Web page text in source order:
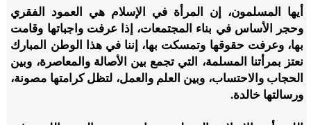
أيها المسلمون، إن المرأة في الإسلام هي العمود الفقري
وحجر الأساس في بناء المجتمعات، إذا عرفت واجباتها وقامت
بها، وعرفت حقوقها وتمسكت بها، إننا في هذا الوطن المبارك
نعتز بمرأتنا المسلمة، التي تجمع بين الأصالة والمعاصرة، وبين
الحجاب والاحتساب، وبين العلم والعمل، لتظل كرامتها مصونة،
ورسالتها خالدة.